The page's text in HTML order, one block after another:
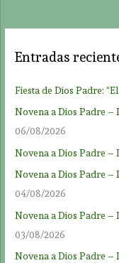
Entradas
Fiesta de Dios Padre:
Novena a Dios Padre –
06/08/2026
Novena a Dios Padre –
Novena a Dios Padre –
04/08/2026
Novena a Dios Padre –
03/08/2026
Novena a Dios Padre –